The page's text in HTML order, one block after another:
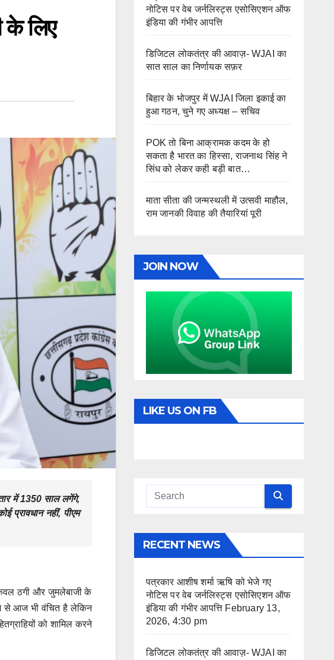
लिए
में 1350 साल लगेंगे,
प्रावधान नहीं, पीएम
ठगी और जुमलेबाजी के
से आज भी वंचित है लेकिन
को शामिल करने
नोटिस पर वेब जर्नलिस्ट्स एसोसिएशन ऑफ
इंडिया की गंभीर आपत्ति
डिजिटल लोकतंत्र की आवाज़- WJAI का
सात साल का निर्णायक सफ़र
बिहार के भोजपुर में WJAI जिला इकाई का
हुआ गठन, चुने गए अध्यक्ष – सचिव
POK तो बिना आक्रामक कदम के हो
सकता है भारत का हिस्सा, राजनाथ सिंह ने
सिंध को लेकर कही बड़ी बात…
माता सीता की जन्मस्थली में उत्सवी माहौल,
राम जानकी विवाह की तैयारियां पूरी
JOIN NOW
LIKE US ON FB
RECENT NEWS
पत्रकार आशीष शर्मा ऋषि को भेजे गए
नोटिस पर वेब जर्नलिस्ट्स एसोसिएशन ऑफ
इंडिया की गंभीर आपत्ति February 13,
2026, 4:30 pm
डिजिटल लोकतंत्र की आवाज़- WJAI का